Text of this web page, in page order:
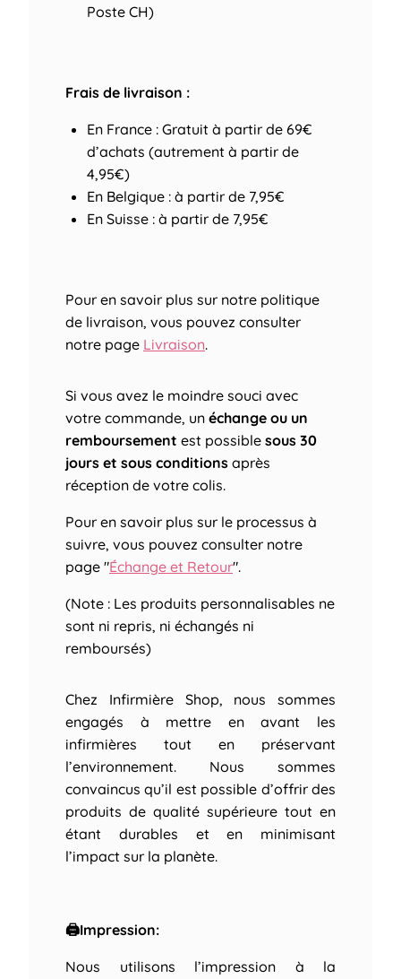
Poste CH)
Frais de livraison :
En France : Gratuit à partir de 69€
d’achats (autrement à partir de
4,95€)
En Belgique : à partir de 7,95€
En Suisse : à partir de 7,95€
Pour en savoir plus sur notre politique
de livraison, vous pouvez consulter
notre page Livraison.
Si vous avez le moindre souci avec
votre commande, un échange ou un
remboursement est possible sous 30
jours et sous conditions après
réception de votre colis.
Pour en savoir plus sur le processus à
suivre, vous pouvez consulter notre
page "Échange et Retour".
(Note : Les produits personnalisables ne
sont ni repris, ni échangés ni
remboursés)
Chez Infirmière Shop, nous sommes
engagés à mettre en avant les
infirmières tout en préservant
l’environnement. Nous sommes
convaincus qu’il est possible d’offrir des
produits de qualité supérieure tout en
étant durables et en minimisant
l’impact sur la planète.
🖨Impression:
Nous utilisons l’impression à la